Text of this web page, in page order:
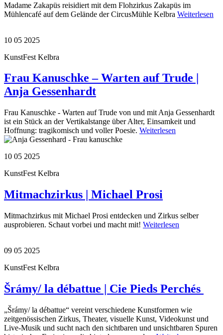
Madame Zakapüs reisidiert mit dem Flohzirkus Zakapüs im
Mühlencafé auf dem Gelände der CircusMühle Kelbra Weiterlesen
10 05 2025
KunstFest Kelbra
Frau Kanuschke – Warten auf Trude |
Anja Gessenhardt
Frau Kanuschke - Warten auf Trude von und mit Anja Gessenhardt
ist ein Stück an der Vertikalstange über Alter, Einsamkeit und
Hoffnung: tragikomisch und voller Poesie. Weiterlesen
10 05 2025
KunstFest Kelbra
Mitmachzirkus | Michael Prosi
Mitmachzirkus mit Michael Prosi entdecken und Zirkus selber
ausprobieren. Schaut vorbei und macht mit! Weiterlesen
09 05 2025
KunstFest Kelbra
Šrámy/ la débattue | Cie Pieds Perchés
„Šrámy/ la débattue“ vereint verschiedene Kunstformen wie
zeitgenössischen Zirkus, Theater, visuelle Kunst, Videokunst und
Live-Musik und sucht nach den sichtbaren und unsichtbaren Spuren